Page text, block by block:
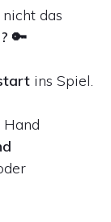
das
? 🔑
ins Spiel.